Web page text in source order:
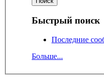
Быстрый поиск
Последние
Больше...